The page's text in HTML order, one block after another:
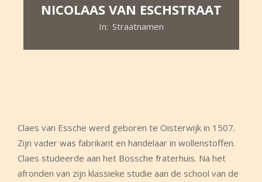
NICOLAAS VAN ESCHSTRAAT
In: Straatnamen
Claes van Essche werd geboren te Oisterwijk in 1507.
Zijn vader was fabrikant en handelaar in wollenstoffen.
Claes studeerde aan het Bossche fraterhuis. Na het
afronden van zijn klassieke studie aan de school van de